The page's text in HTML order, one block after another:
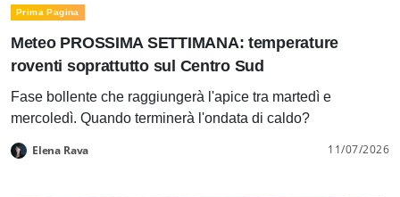
Prima Pagina
Meteo PROSSIMA SETTIMANA: temperature
roventi soprattutto sul Centro Sud
Fase bollente che raggiungerà l'apice tra martedì e
mercoledì. Quando terminerà l'ondata di caldo?
Elena Rava 11/07/2026